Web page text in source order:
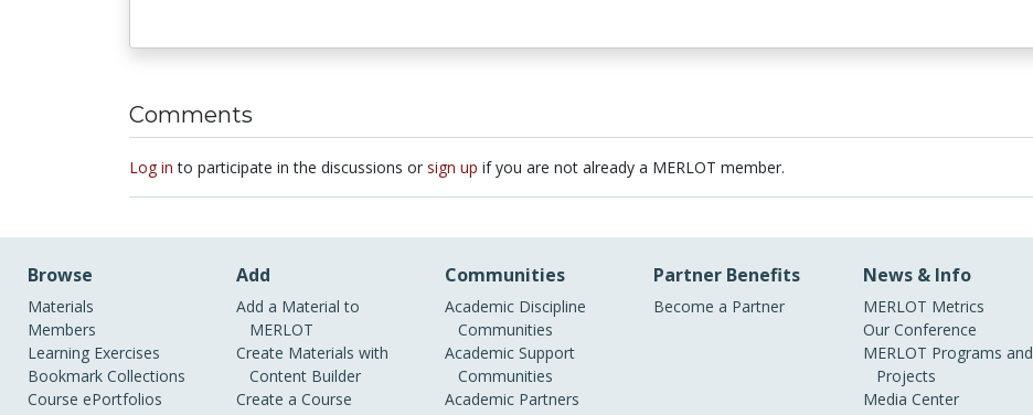
Comments
Log in to participate in the discussions or sign up if you are not already a MERLOT member.
Browse
Materials
Members
Learning Exercises
Bookmark Collections
Course ePortfolios
Add
Add a Material to
MERLOT
Create Materials with
Content Builder
Create a Course
Communities
Academic Discipline
Communities
Academic Support
Communities
Academic Partners
Partner Benefits
Become a Partner
News & Info
MERLOT Metrics
Our Conference
MERLOT Programs and
Projects
Media Center